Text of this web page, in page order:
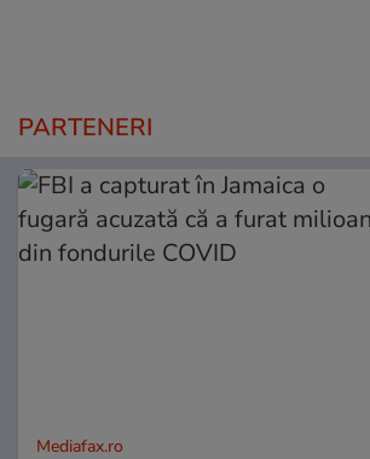
PARTENERI
Mediafax.ro